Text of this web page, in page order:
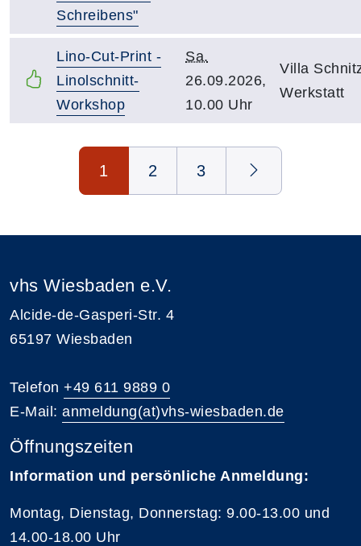
Schreibens"
Lino-Cut-Print -
Linolschnitt-
Workshop
Sa.
26.09.2026,
10.00 Uhr
Villa
Werkstatt
Seite 1 von 3
1 2 3
vhs Wiesbaden e.V.
Alcide-de-Gasperi-Str. 4
65197 Wiesbaden
Telefon +49 611 9889 0
E-Mail: anmeldung(at)vhs-wiesbaden.de
Öffnungszeiten
Information und persönliche Anmeldung:
Montag, Dienstag, Donnerstag: 9.00-13.00 und
14.00-18.00 Uhr